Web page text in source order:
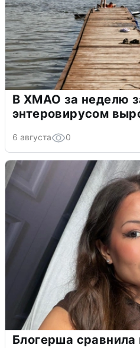
В ХМАО за неделю
энтеровирусом
6 августа 0
Блогерша сравнила